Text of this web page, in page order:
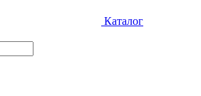
Каталог